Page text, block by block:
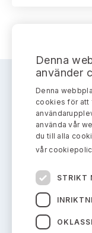
Arbetsordning
Ledamöter
Huvudmän
Publikationer
Samtliga
Uttalanden
Sök uttalanden
Avgifter
Bildarkiv
Kontakt
Address:
Om innehållet
Om webbplatsen
Denna
använder
Denna
cookies för att
använda vår
du till alla
vår
STRIKT